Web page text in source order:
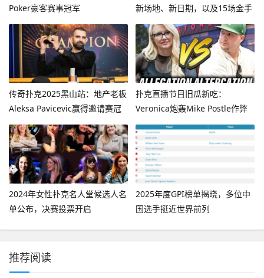
Poker豪客赛事冠军
新场地、新日期，以及15场金手
链赛事
传奇扑克2025黑山站：地产老板
Aleksa Pavicevic赢得邀请赛冠
军
扑克直播节目旧瓜新吃：
Veronica炮轰Mike Postle作弊
2024年女性扑克名人堂候选人名
单公布，决赛投票开启
2025年度GPI榜单揭晓，多位中
国选手挺近世界前列
推荐阅读